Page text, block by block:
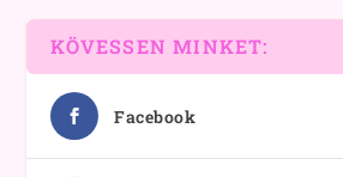
KÖVESSEN MINKET:
Facebook